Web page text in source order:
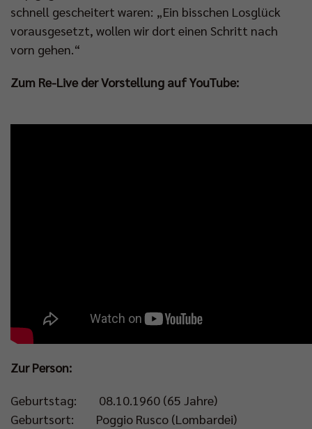
schnell gescheitert waren: „Ein bisschen Losglück
vorausgesetzt, wollen wir dort einen Schritt nach
vorn gehen.“
Zum Re-Live der Vorstellung auf YouTube:
Zur Person:
Geburtstag: 08.10.1960 (65 Jahre)
Geburtsort: Poggio Rusco (Lombardei)